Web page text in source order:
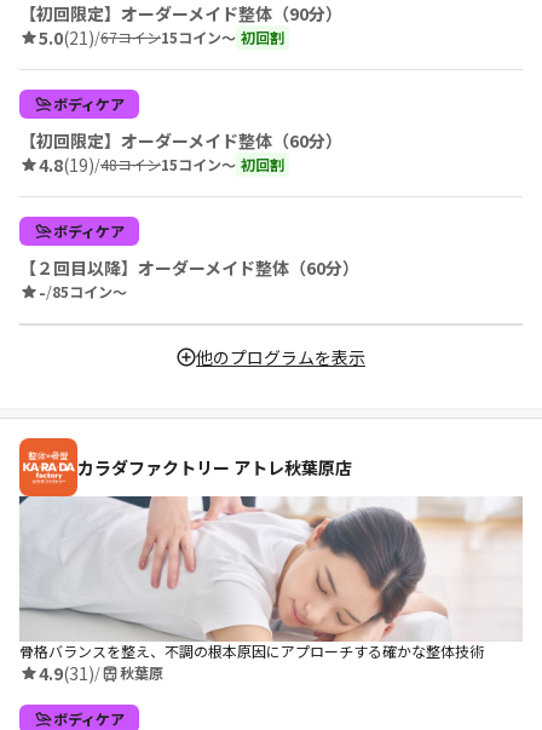
【初回限定】オーダーメイド整体（90分）
5.0(21)/67コイン15コイン〜 初回割
ボディケア
【初回限定】オーダーメイド整体（60分）
4.8(19)/48コイン15コイン〜 初回割
ボディケア
【２回目以降】オーダーメイド整体（60分）
-/85コイン〜
他のプログラムを表示
カラダファクトリー アトレ秋葉原店
骨格バランスを整え、不調の根本原因にアプローチする確かな整体技術
4.9(31)/ 秋葉原
ボディケア